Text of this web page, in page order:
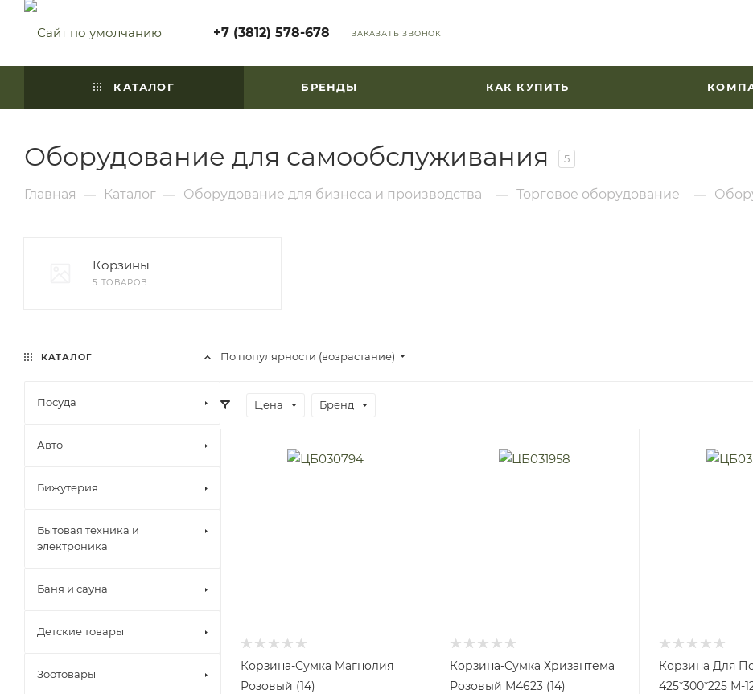
+7 (3812) 578-678 ЗАКАЗАТЬ ЗВОНОК
КАТАЛОГ БРЕНДЫ КАК КУПИТЬ
Оборудование для самообслуживания 5
Главная — Каталог — Оборудование для бизнеса и производства — Торговое оборудование —
Корзины
5 ТОВАРОВ
По популярности (возрастание)
Цена Бренд
Корзина-Сумка Магнолия
Розовый (14)
Корзина-Сумка Хризантема
Розовый М4623 (14)
Корзина Для
425*300*225 М-
КАТАЛОГ
Посуда
Авто
Бижутерия
Бытовая техника и
электроника
Баня и сауна
Детские товары
Зоотовары